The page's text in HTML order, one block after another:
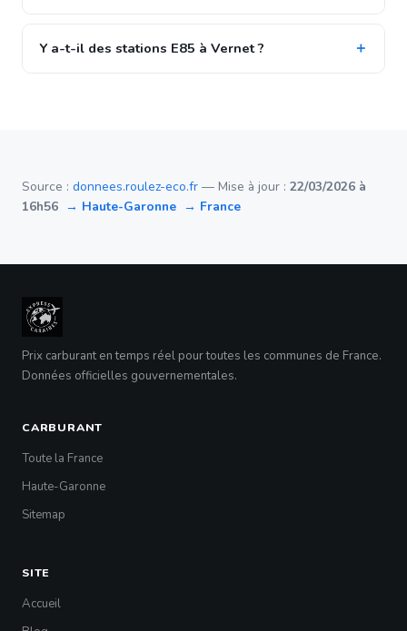
Y a-t-il des stations E85 à Vernet ?
Source : donnees.roulez-eco.fr — Mise à jour : 22/03/2026 à
16h56 → Haute-Garonne → France
Prix carburant en temps réel pour toutes les communes de France.
Données officielles gouvernementales.
CARBURANT
Toute la France
Haute-Garonne
Sitemap
SITE
Accueil